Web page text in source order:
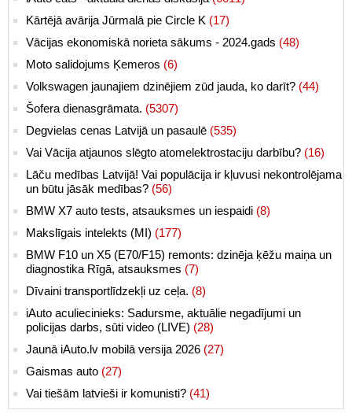
Kārtējā avārija Jūrmalā pie Circle K (17)
Vācijas ekonomiskā norieta sākums - 2024.gads (48)
Moto salidojums Ķemeros (6)
Volkswagen jaunajiem dzinējiem zūd jauda, ko darīt? (44)
Šofera dienasgrāmata. (5307)
Degvielas cenas Latvijā un pasaulē (535)
Vai Vācija atjaunos slēgto atomelektrostaciju darbību? (16)
Lāču medības Latvijā! Vai populācija ir kļuvusi nekontrolējama
un būtu jāsāk medības? (56)
BMW X7 auto tests, atsauksmes un iespaidi (8)
Makslīgais intelekts (MI) (177)
BMW F10 un X5 (E70/F15) remonts: dzinēja ķēžu maiņa un
diagnostika Rīgā, atsauksmes (7)
Dīvaini transportlīdzekļi uz ceļa. (8)
iAuto aculiecinieks: Sadursme, aktuālie negadījumi un
policijas darbs, sūti video (LIVE) (28)
Jaunā iAuto.lv mobilā versija 2026 (27)
Gaismas auto (27)
Vai tiešām latvieši ir komunisti? (41)